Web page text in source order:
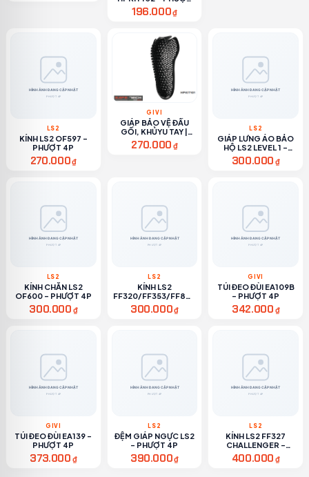
4P
196.000₫
LS2
KÍNH LS2 OF597 -
PHƯỢT 4P
270.000₫
GIVI
GIÁP BẢO VỆ ĐẦU
GỐI, KHỦYU TAY |
HPKIT101 - PHƯỢT
4P
270.000 ₫
LS2
GIÁP LƯNG ÁO BẢO
HỘ LS2 LEVEL 1 -
PHƯỢT 4P
300.000 ₫
LS2
KÍNH CHẮN LS2
OF600 - PHƯỢT 4P
300.000 ₫
LS2
KÍNH LS2
FF320/FF353/FF800
- PHƯỢT 4P
300.000₫
GIVI
TÚI ĐEO ĐÙI EA109B
- PHƯỢT 4P
342.000 ₫
GIVI
TÚI ĐEO ĐÙI EA139 -
PHƯỢT 4P
373.000 ₫
LS2
ĐỆM GIÁP NGỰC LS2
- PHƯỢT 4P
390.000₫
LS2
KÍNH LS2 FF327
CHALLENGER -
PHƯỢT 4P
400.000 ₫